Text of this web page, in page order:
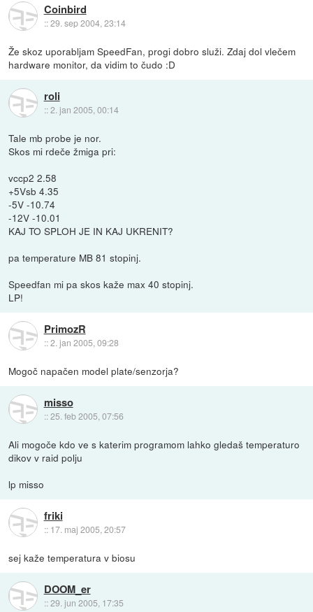
Coinbird
::29. sep 2004, 23:14
Že skoz uporabljam SpeedFan, progi dobro služi. Zdaj dol vlečem
hardware monitor, da vidim to čudo :D
roli
::2. jan 2005, 00:14
Tale mb probe je nor.
Skos mi rdeče žmiga pri:
vccp2 2.58
+5Vsb 4.35
-5V -10.74
-12V -10.01
KAJ TO SPLOH JE IN KAJ UKRENIT?
pa temperature MB 81 stopinj.
Speedfan mi pa skos kaže max 40 stopinj.
LP!
PrimozR
::2. jan 2005, 09:28
Mogoč napačen model plate/senzorja?
misso
::25. feb 2005, 07:56
Ali mogoče kdo ve s katerim programom lahko gledaš temperaturo
dikov v raid polju
lp misso
friki
:: 17. maj 2005, 20:57
sej kaže temperatura v biosu
DOOM_er
::29. jun 2005, 17:35